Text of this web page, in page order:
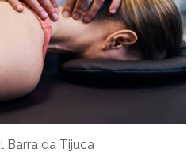
Barra da Tijuca